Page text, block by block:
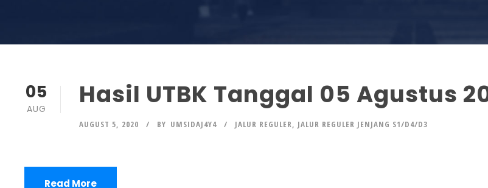
05
AUG Hasil UTBK Tanggal 05 Agustus
AUGUST 5, 2020 BY UMSIDAJ4Y4 JALUR REGULER, JALUR REGULER JENJANG S1/D4/D3
Read More